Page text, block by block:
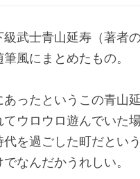
武士青山延寿（著者
風にまとめたもの。
ったというこの青山
ウロウロ遊んでいた
を過ごした町だとい
なんだかうれしい。